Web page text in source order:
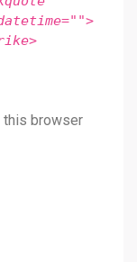
this browser